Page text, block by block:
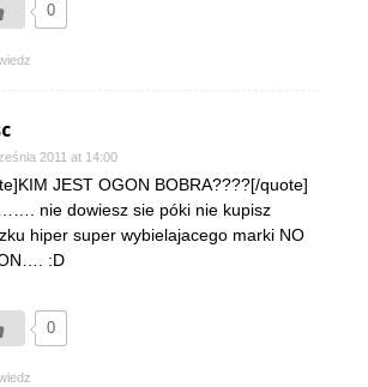
0
2011 at 14:00
JEST OGON BOBRA????[/quote]
nie dowiesz sie póki nie kupisz
hiper super wybielajacego marki NO
:D
0